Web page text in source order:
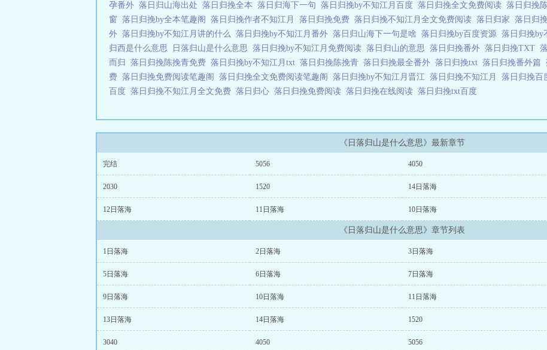
孕番外 落日归山海出处 落日归挽全本 落日归海下一句 落日归挽by不知江月百度 落日归挽全文免费阅读 落日归挽
窗 落日归挽by全本笔趣阁 落日归挽作者不知江月 落日归挽免费 落日归挽不知江月全文免费阅读 落日归家 落日归
外 落日归挽by不知江月讲的什么 落日归挽by不知江月番外 落日归山海下一句是啥 落日归挽by百度资源 落日归挽by
归西是什么意思
日落归山是什么意思 落日归挽by不知江月免费阅读 落日归山的意思 落日归挽番外 落日归挽TXT
而归 落日归挽陈挽青免费 落日归挽by不知江月txt 落日归挽陈挽青 落日归挽最全番外 落日归挽txt 落日归挽番外篇
费 落日归挽免费阅读笔趣阁 落日归挽全文免费阅读笔趣阁 落日归挽by不知江月晋江 落日归挽不知江月 落日归挽百
百度 落日归挽不知江月全文免费 落日归心 落日归挽免费阅读 落日归挽在线阅读 落日归挽txt百度
《日落归山是什么意思》最新章节
完结 5056 4050
2030 1520 14日落海
12日落海 11日落海 10日落海
《日落归山是什么意思》章节列表
1日落海 2日落海 3日落海
5日落海 6日落海 7日落海
9日落海 10日落海 11日落海
13日落海 14日落海 1520
3040 4050 5056